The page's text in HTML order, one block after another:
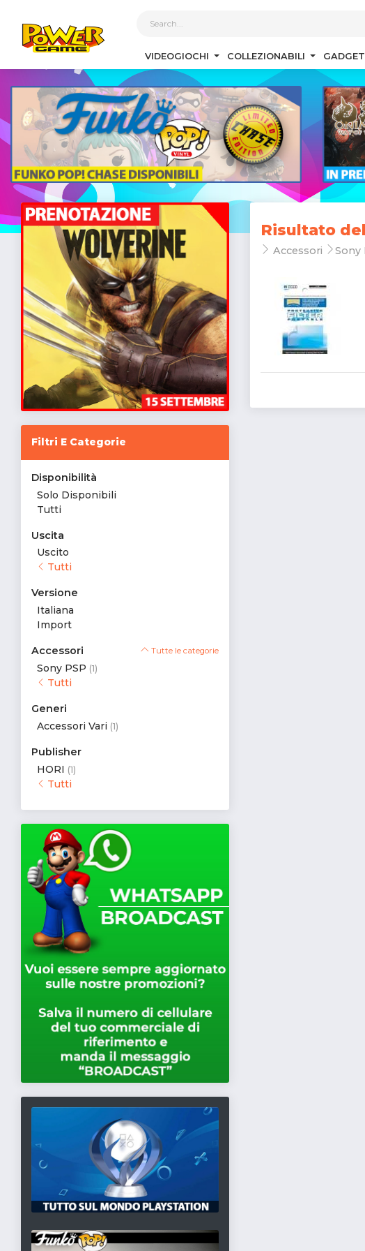
VIDEOGIOCHI COLLEZIONABILI
Filtri E Categorie
Disponibilità
Solo Disponibili
Tutti
Uscita
Uscito
Tutti
Versione
Italiana
Import
Accessori Tutte le categorie
Sony PSP (1)
Tutti
Generi
Accessori Vari (1)
Publisher
HORI (1)
Tutti
Risultato
Accessori Sony